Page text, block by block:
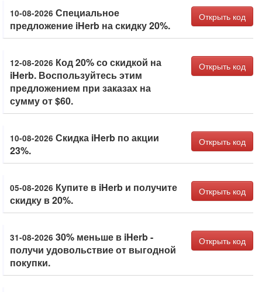
10-08-2026 Специальное
предложение iHerb на скидку 20%.
Открыть код
12-08-2026 Код 20% со скидкой на
iHerb. Воспользуйтесь этим
предложением при заказах на
сумму от $60.
Открыть код
10-08-2026 Скидка iHerb по акции
23%.
Открыть код
05-08-2026 Купите в iHerb и получите
скидку в 20%.
Открыть код
31-08-2026 30% меньше в iHerb -
получи удовольствие от выгодной
покупки.
Открыть код